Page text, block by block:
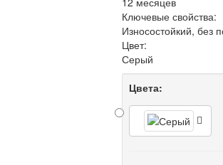
Ключевые свойства:
Износостойкий, без
Цвет:
Серый
Цвета: